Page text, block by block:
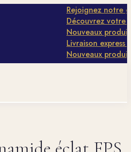
Rejoignez notre
Découvrez votre
Nouveaux
Livraison express
Nouveaux